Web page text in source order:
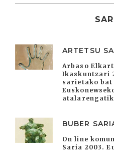
ARTETSU
Arbaso
Ikaskuntzari
sarietako bat
atalarengatik
BUBER
On line
Saria 2003.